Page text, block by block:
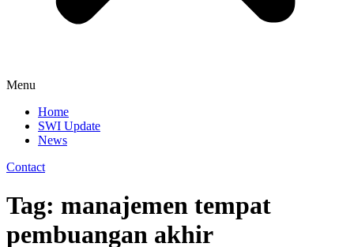
Menu
Home
SWI Update
News
Contact
Tag: manajemen tempat
pembuangan akhir